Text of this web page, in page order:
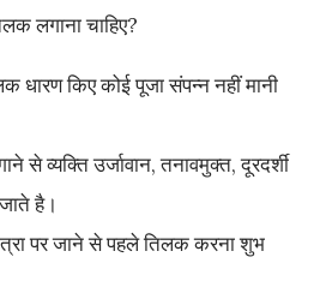
लगाना चाहिए?
धारण किए कोई पूजा संपन्न नहीं मानी
से व्यक्ति उर्जावान, तनावमुक्त, दूरदर्शी
है।
पर जाने से पहले तिलक करना शुभ